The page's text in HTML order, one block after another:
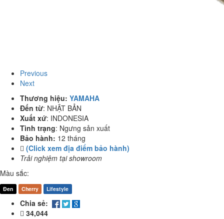
Previous
Next
Thương hiệu: YAMAHA
Đến từ: NHẬT BẢN
Xuất xứ: INDONESIA
Tình trạng: Ngưng sản xuất
Bảo hành: 12 tháng
(Click xem địa điểm bảo hành)
Trải nghiệm tại showroom
Màu sắc:
Đen Cherry Lifestyle
Chia sẻ:
34,044